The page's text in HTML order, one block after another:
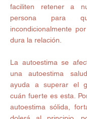
faciliten retener a
persona para
incondicionalmente
dura la relación.
La autoestima se
una autoestima
ayuda a superar el
cuán fuerte es esta.
autoestima sólida,